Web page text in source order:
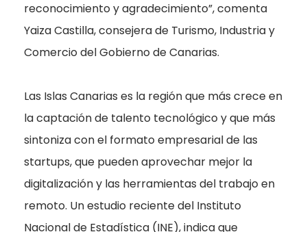
reconocimiento y agradecimiento”, comenta
Yaiza Castilla, consejera de Turismo, Industria y
Comercio del Gobierno de Canarias.
Las Islas Canarias es la región que más crece en
la captación de talento tecnológico y que más
sintoniza con el formato empresarial de las
startups, que pueden aprovechar mejor la
digitalización y las herramientas del trabajo en
remoto. Un estudio reciente del Instituto
Nacional de Estadística (INE), indica que